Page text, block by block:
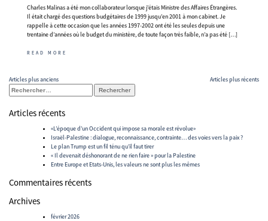
Charles Malinas a été mon collaborateur lorsque j’étais Ministre des Affaires Étrangères.
Il était chargé des questions budgétaires de 1999 jusqu’en 2001 à mon cabinet. Je
rappelle à cette occasion que les années 1997-2002 ont été les seules depuis une
trentaine d’années où le budget du ministère, de toute façon très faible, n’a pas été […]
READ MORE
Navigation
des
articles
Articles plus anciens
Articles plus récents
Rechercher :
Articles récents
«L’époque d’un Occident qui impose sa morale est révolue»
Israël-Palestine : dialogue, reconnaissance, contrainte… des voies vers la paix ?
Le plan Trump est un fil ténu qu’il faut tirer
« Il devenait déshonorant de ne rien faire » pour la Palestine
Entre Europe et Etats-Unis, les valeurs ne sont plus les mêmes
Commentaires récents
Archives
février 2026